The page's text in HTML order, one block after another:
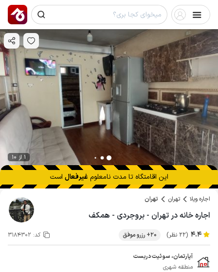
1 از 10
این اقامتگاه تا مدت نامعلوم غیرفعال است
اجاره ویلا تهران تهران
اجاره خانه در تهران - بروجردی - همکف
4.4 (22 نظر) 20+ رزرو موفق کد: 3184302
آپارتمان، سوئیت دربست
منطقه شهری